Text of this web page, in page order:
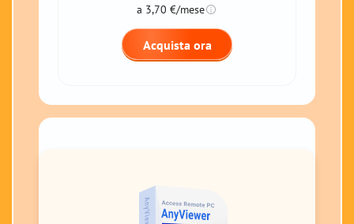
a 3,70 €/mese
Acquista ora